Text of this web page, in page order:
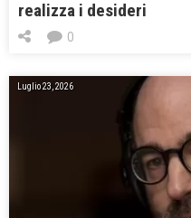
realizza i desideri
0
Luglio 23, 2026